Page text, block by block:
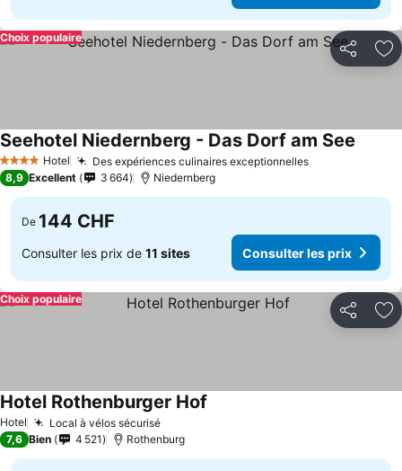
Partager
Choix populaire
4 Étoiles Hotel Des expériences culinaires exceptionnellesConsulter les
Seehotel Niedernberg - Das Dorf am See
8,9 Excellent 3 664 Niedernberg
De 144 CHF
Consulter les prix de 11 sites Consulter les prix
Partager
Choix populaire
Hotel Local à vélos sécuriséConsulter les prix
Hotel Rothenburger Hof
7,6 Bien 4 521 Rothenburg